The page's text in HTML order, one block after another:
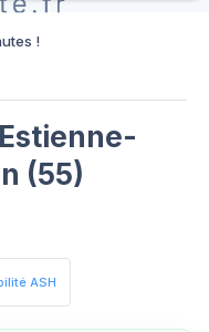
!
(55)
ASH